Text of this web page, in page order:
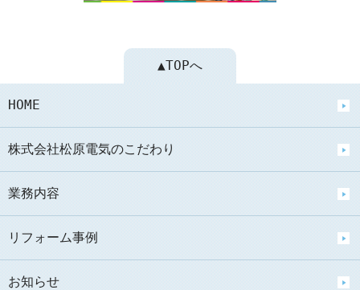
▲TOPへ
HOME
株式会社松原電気のこだわり
業務内容
リフォーム事例
お知らせ